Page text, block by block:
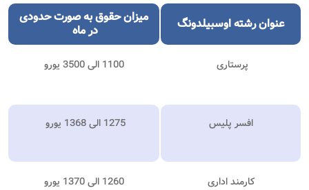
عنوانرشته اوسبیلدونگ میزان حقوقبه صورت حدودی
در ماه
پرستاری 1100 الی 3500 یورو
افسر پلیس 1275 الی 1368 یورو
کارمند اداری 1260 الی 1370 یورو